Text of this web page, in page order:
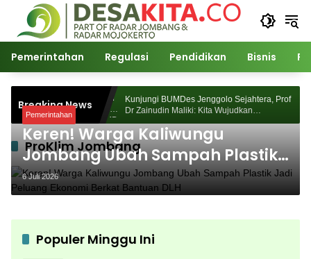
Langsung
konten
Pemerintahan Regulasi Pendidikan Bisnis
Breaking News
Akademik
Kunjungi BUMDes Jenggolo Sejahtera, Prof
Dr Zainudin Maliki: Kita Wujudkan
Kemandirian Ekonomi dengan Potensi Desa
ProKlim Jombang
Pemerintahan
Keren! Warga Kaliwungu
Jombang Ubah Sampah Plastik
Jadi Peluang Ekonomi Berkat
Bantuan DLH
6 Juli 2026
Populer Minggu Ini